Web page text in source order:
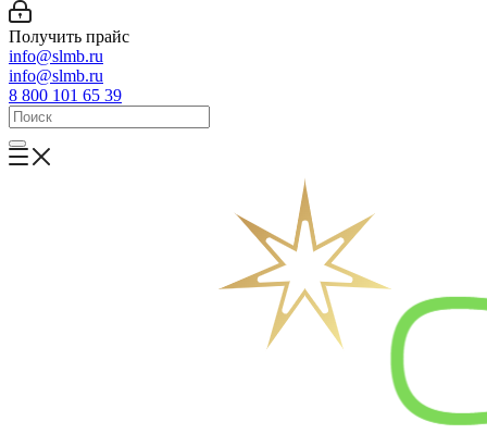
Получить прайс
info@slmb.ru
info@slmb.ru
8 800 101 65 39